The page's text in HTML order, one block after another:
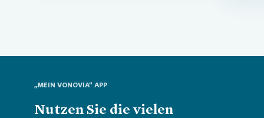
„MEIN VONOVIA“ APP
Nutzen Sie die vielen